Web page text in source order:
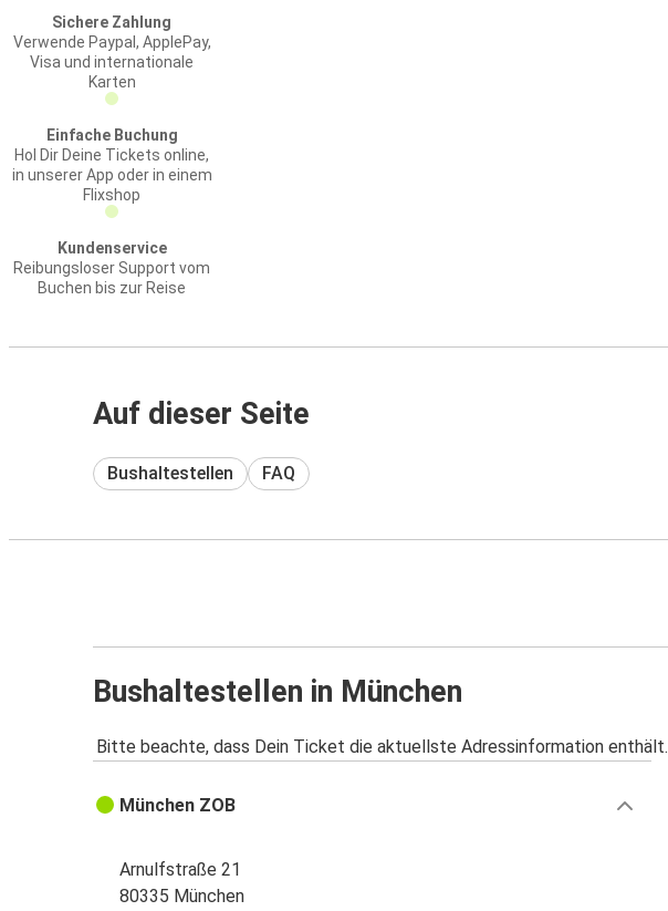
Sichere Zahlung
Verwende Paypal, ApplePay,
Visa und internationale
Karten
Einfache Buchung
Hol Dir Deine Tickets online,
in unserer App oder in einem
Flixshop
Kundenservice
Reibungsloser Support vom
Buchen bis zur Reise
Auf dieser Seite
Bushaltestellen FAQ
Bushaltestellen in München
Bitte beachte, dass Dein Ticket die aktuellste Adressinformation enthält.
München ZOB
Arnulfstraße 21
80335 München